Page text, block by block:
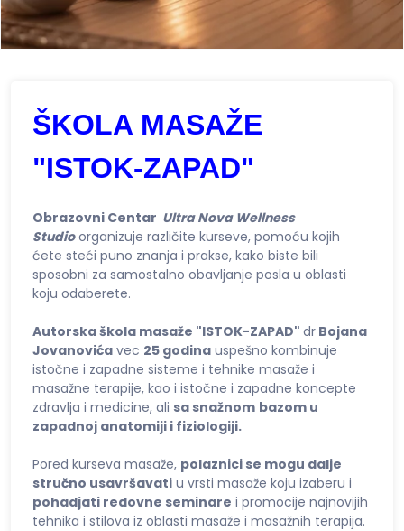
ŠKOLA MASAŽE
"ISTOK-ZAPAD"
Obrazovni Centar Ultra Nova Wellness
Studioorganizuje različite kurseve, pomoću kojih
ćete steći puno znanja i prakse, kako biste bili
sposobni za samostalno obavljanje posla u oblasti
koju odaberete.
Autorska škola masaže "ISTOK-ZAPAD" dr Bojana
Jovanovića vec 25 godina uspešno kombinuje
istočne i zapadne sisteme i tehnike masaže i
masažne terapije, kao i istočne i zapadne koncepte
zdravlja i medicine, ali sa snažnom bazom u
zapadnoj anatomiji i fiziologiji.
Pored kurseva masaže, polaznici se mogu dalje
stručno usavršavati u vrsti masaže koju izaberu i
pohadjati redovne seminare i promocije najnovijih
tehnika i stilova iz oblasti masaže i masažnih terapija.